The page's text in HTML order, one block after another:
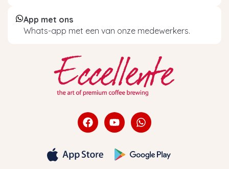
App met ons
Whats-app met een van onze medewerkers.